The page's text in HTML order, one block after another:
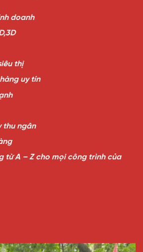
doanh
thị
uy tín
thu ngân
từ A – Z cho mọi công trình của